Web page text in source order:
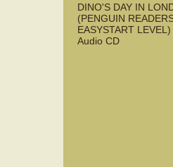
DINO'S DAY IN
(PENGUIN
EASYSTART
Audio CD